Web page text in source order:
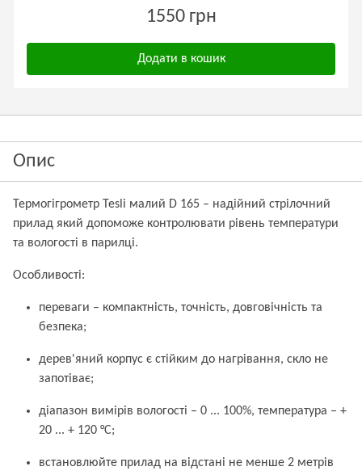
1550 грн
Додати в кошик
Опис
Термогігрометр Tesli малий D 165 – надійний стрілочний
прилад який допоможе контролювати рівень температури
та вологості в парилці.
Особливості:
переваги – компактність, точність, довговічність та
безпека;
дерев'яний корпус є стійким до нагрівання, скло не
запотіває;
діапазон вимірів вологості – 0 ... 100%, температура – +
20 ... + 120 °С;
встановлюйте прилад на відстані не менше 2 метрів